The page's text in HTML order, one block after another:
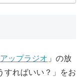
ップラジオ 」の放
すればいい？」をお